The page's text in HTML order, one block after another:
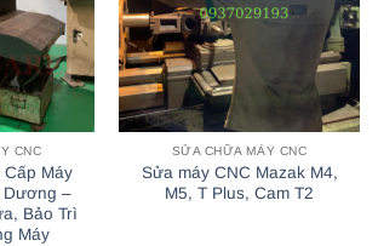
CNC
Máy
Dương –
Bảo Trì
Máy
SỬA CHỮA MÁY CNC
Sửa máy CNC Mazak M4,
M5, T Plus, Cam T2